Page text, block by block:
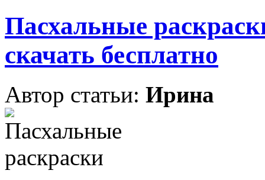
Пасхальные
скачать бесплатно
Автор статьи: Ирина